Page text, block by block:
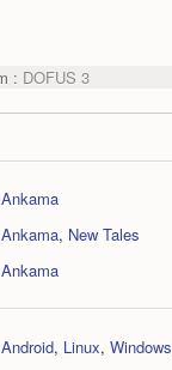
: DOFUS 3
Ankama
Ankama, New Tales
Ankama
Android, Linux, Windows